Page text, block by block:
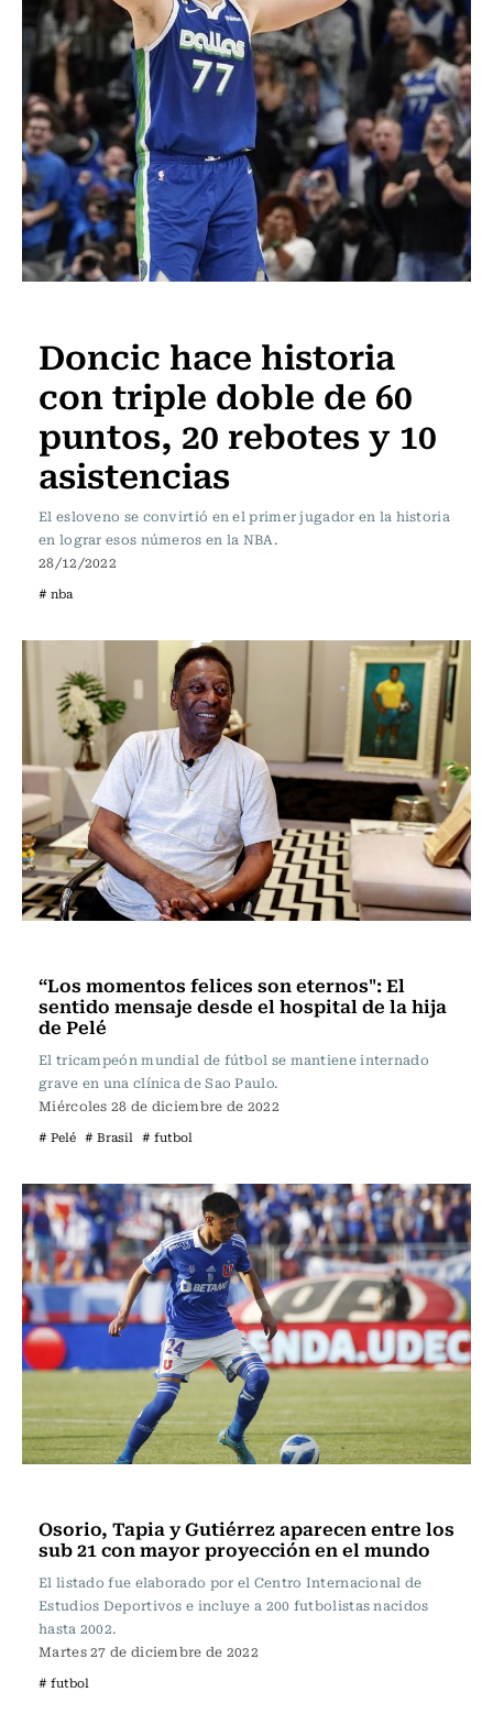
Doncic hace historia
con triple doble de 60
puntos, 20 rebotes y 10
asistencias
El esloveno se convirtió en el primer jugador en la historia
en lograr esos números en la NBA.
28/12/2022
# nba
“Los momentos felices son eternos": El
sentido mensaje desde el hospital de la hija
de Pelé
El tricampeón mundial de fútbol se mantiene internado
grave en una clínica de Sao Paulo.
Miércoles 28 de diciembre de 2022
# Pelé # Brasil # futbol
Osorio, Tapia y Gutiérrez aparecen entre los
sub 21 con mayor proyección en el mundo
El listado fue elaborado por el Centro Internacional de
Estudios Deportivos e incluye a 200 futbolistas nacidos
hasta 2002.
Martes 27 de diciembre de 2022
# futbol